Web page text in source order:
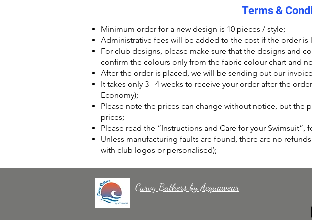
Terms &
Minimum order for a new design is 10 pieces / style;
Administrative fees will be added to the cost if the order is
For club designs, please make sure that the designs and
confirm the colours only from the fabric colour chart and
After the order is placed, we will be sending out our
It takes only 3 - 4 weeks to receive your order after the
Economy);
Please note the prices can change without notice, but
prices;
Please read the “Instructions and Care for your
Unless manufacturing faults are found, there are no
with club logos or personalised);
Curvy Bathers by Acquawear